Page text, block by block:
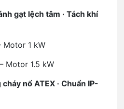
gạt lệch tâm · Tách khí
Motor 1 kW
– Motor 1.5 kW
nổ ATEX · Chuẩn IP-